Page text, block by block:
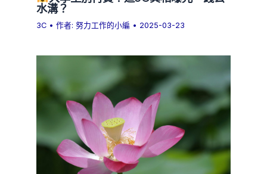
水溝？
3C • 作者:努力工作的小編 • 2025-03-23